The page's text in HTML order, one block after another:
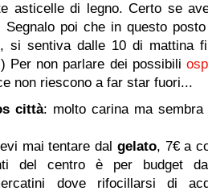
asticelle di legno. Certo se
Segnalo poi che in questo
si sentiva dalle 10 di mattina
Per non parlare dei possibili
non riescono a far star fuori...
città: molto carina ma
mai tentare dal gelato, 7€ a
del centro è per budget
dove rifocillarsi di